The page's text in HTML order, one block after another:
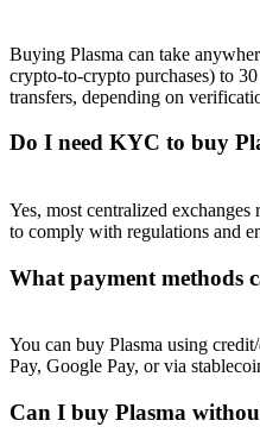
Buying Plasma can take
crypto-to-crypto purchases) to
transfers, depending on
Do I need KYC to buy
Yes, most centralized
to comply with regulations and
What payment methods
You can buy Plasma using
Pay, Google Pay, or via
Can I buy Plasma